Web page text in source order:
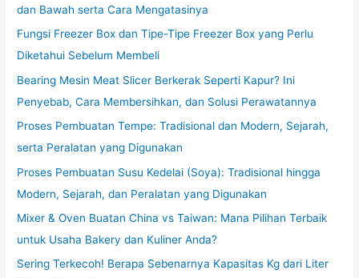
dan Bawah serta Cara Mengatasinya
Fungsi Freezer Box dan Tipe-Tipe Freezer Box yang Perlu
Diketahui Sebelum Membeli
Bearing Mesin Meat Slicer Berkerak Seperti Kapur? Ini
Penyebab, Cara Membersihkan, dan Solusi Perawatannya
Proses Pembuatan Tempe: Tradisional dan Modern, Sejarah,
serta Peralatan yang Digunakan
Proses Pembuatan Susu Kedelai (Soya): Tradisional hingga
Modern, Sejarah, dan Peralatan yang Digunakan
Mixer & Oven Buatan China vs Taiwan: Mana Pilihan Terbaik
untuk Usaha Bakery dan Kuliner Anda?
Sering Terkecoh! Berapa Sebenarnya Kapasitas Kg dari Liter